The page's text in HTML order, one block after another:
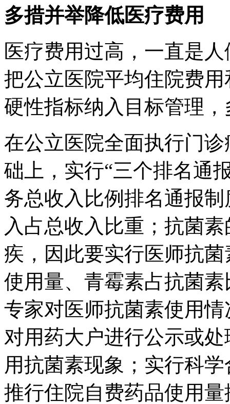
多措并举降低医疗费用
医疗费用过高，一直是
把公立医院平均住院费
硬性指标纳入目标管理
在公立医院全面执行门
础上，实行“三个排名通
务总收入比例排名通报
入占总收入比重；抗菌
疾，因此要实行医师抗
使用量、青霉素占抗菌
专家对医师抗菌素使用
对用药大户进行公示或
用抗菌素现象；实行科
推行住院自费药品使用